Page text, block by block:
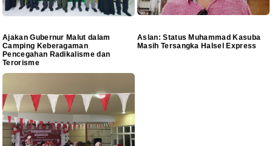
Ajakan Gubernur Malut dalam
Camping Keberagaman
Pencegahan Radikalisme dan
Terorisme
Aslan: Status Muhammad Kasuba
Masih Tersangka Halsel Express